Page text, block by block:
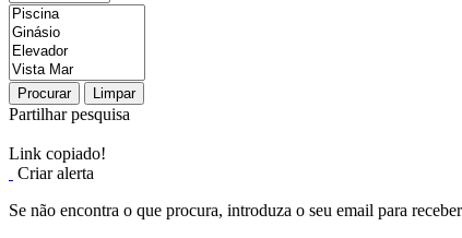
Procurar Limpar
Partilhar pesquisa
Link copiado!
Criar alerta
Se não encontra o que procura, introduza o seu email para